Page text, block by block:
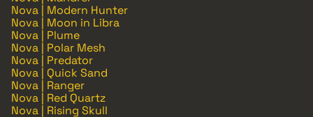
Nova | Modern Hunter
Nova | Moon in Libra
Nova | Plume
Nova | Polar Mesh
Nova | Predator
Nova | Quick Sand
Nova | Ranger
Nova | Red Quartz
Nova | Rising Skull